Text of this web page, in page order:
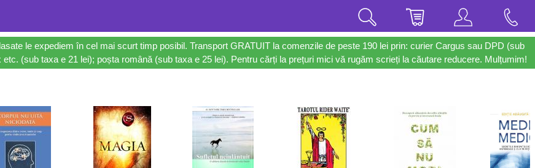
le expediem în cel mai scurt timp posibil. Transport GRATUIT la comenzile de peste 190 lei prin: curier Cargus sau DPD (sub
(sub taxa e 21 lei); poșta română (sub taxa e 25 lei). Pentru cărți la prețuri mici vă rugăm scrieți la căutare reducere. Mulțumim!